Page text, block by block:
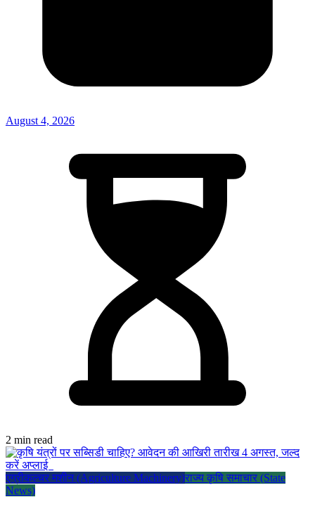
August 4, 2026
2 min read
एग्रीकल्चर मशीन (Agriculture Machinery)राज्य कृषि समाचार (State
News)